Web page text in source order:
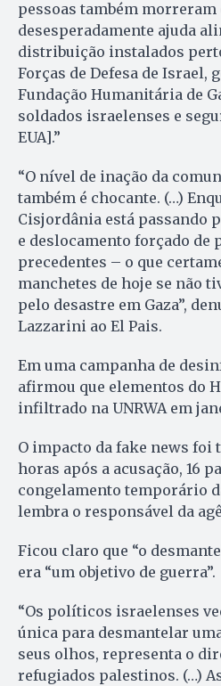
pessoas também
desesperadamente ajuda
distribuição instalados
Forças de Defesa de Israel,
Fundação Humanitária de
soldados israelenses e
EUA].”
“O nível de inação da
também é chocante. (…)
Cisjordânia está passando
e deslocamento forçado de
precedentes – o que
manchetes de hoje se não
pelo desastre em Gaza”,
Lazzarini ao El Pais.
Em uma campanha de
afirmou que elementos do
infiltrado na UNRWA em
O impacto da fake news foi
horas após a acusação, 16
congelamento temporário
lembra o responsável da
Ficou claro que “o
era “um objetivo de guerra”.
“Os políticos israelenses
única para desmantelar
seus olhos, representa o
refugiados palestinos. (…)